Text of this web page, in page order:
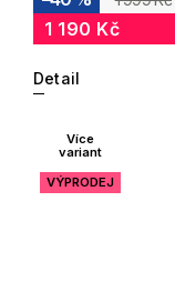
1 190 Kč
Detail
Více
variant
VÝPRODEJ